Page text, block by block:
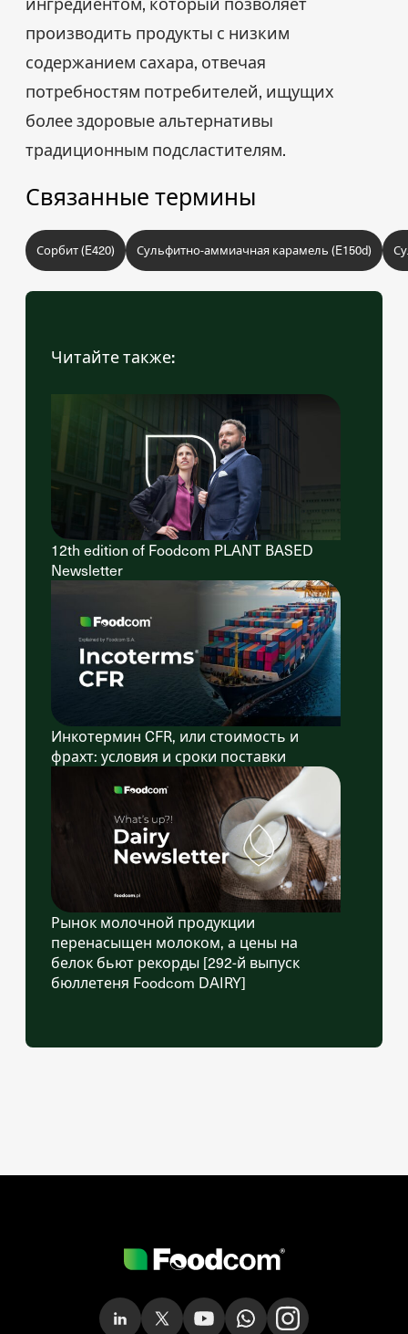
производить продукты с низким
содержанием сахара, отвечая
потребностям потребителей, ищущих
более здоровые альтернативы
традиционным подсластителям.
Связанные термины
Сорбит (E420) Сульфитно-аммиачная карамель (E150d)
Читайте также:
12th edition of Foodcom PLANT BASED
Newsletter
Инкотермин CFR, или стоимость и
фрахт: условия и сроки поставки
Рынок молочной продукции
перенасыщен молоком, а цены на
белок бьют рекорды [292-й выпуск
бюллетеня Foodcom DAIRY]